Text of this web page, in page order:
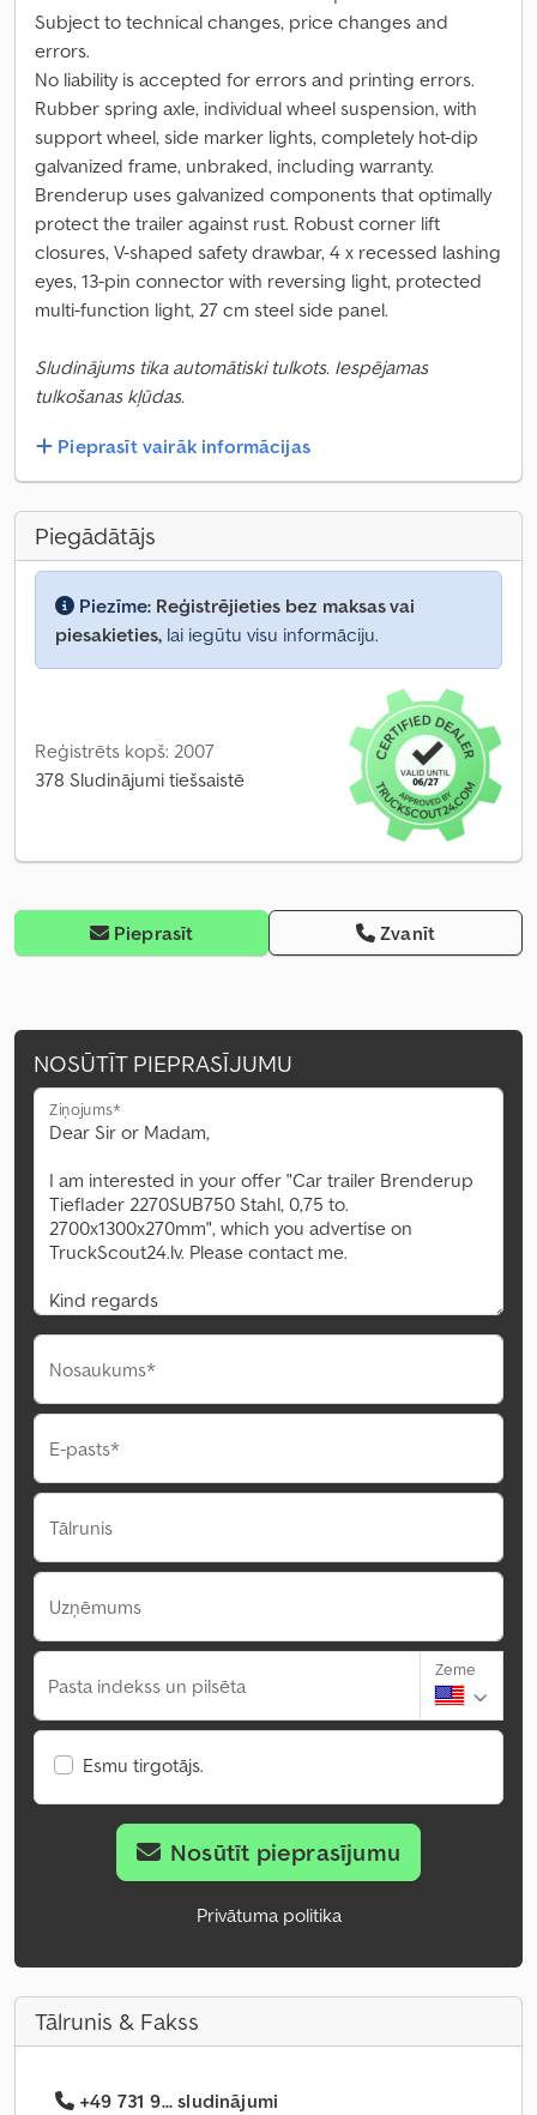
Subject to technical changes, price changes and
errors.
No liability is accepted for errors and printing errors.
Rubber spring axle, individual wheel suspension, with
support wheel, side marker lights, completely hot-dip
galvanized frame, unbraked, including warranty.
Brenderup uses galvanized components that optimally
protect the trailer against rust. Robust corner lift
closures, V-shaped safety drawbar, 4 x recessed lashing
eyes, 13-pin connector with reversing light, protected
multi-function light, 27 cm steel side panel.
Sludinājums tika automātiski tulkots. Iespējamas
tulkošanas kļūdas.
Pieprasīt vairāk informācijas
Piegādātājs
Piezīme: Reģistrējieties bez maksas vai
piesakieties, lai iegūtu visu informāciju.
Reģistrēts kopš: 2007
378 Sludinājumi tiešsaistē
Pieprasīt Zvanīt
NOSŪTĪT PIEPRASĪJUMU
Ziņojums*
Nosaukums*
E-pasts*
Tālrunis
Uzņēmums
Pasta indekss un pilsēta
Zeme
Esmu tirgotājs.
Nosūtīt pieprasījumu
Privātuma politika
Tālrunis & Fakss
+49 731 9... sludinājumi